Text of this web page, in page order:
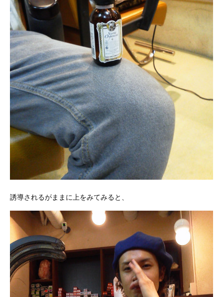
誘導されるがままに上をみてみると、